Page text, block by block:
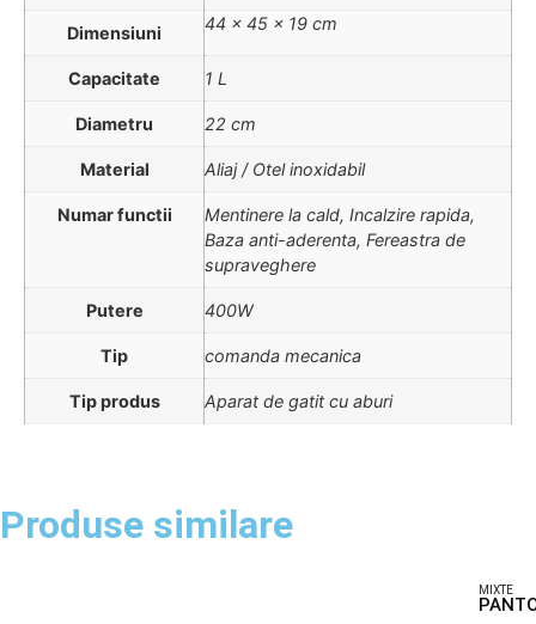
Dimensiuni 44 × 45 × 19 cm
Capacitate 1 L
Diametru 22 cm
Material Aliaj / Otel inoxidabil
Numar functii
Mentinere la cald, Incalzire rapida,
Baza anti-aderenta, Fereastra de
supraveghere
Putere 400W
Tip comanda mecanica
Tip produs Aparat de gatit cu aburi
Produse similare
MIXTE